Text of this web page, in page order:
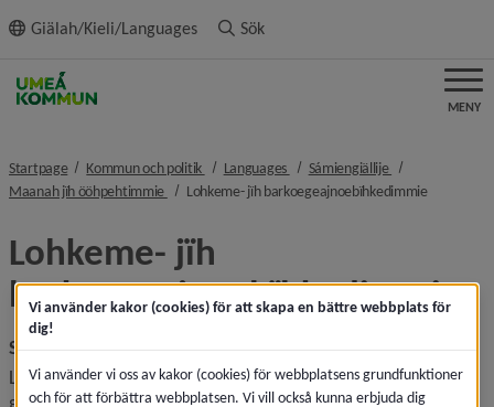
innehållet
Giälah/Kieli/Languages Sök
MENY
Startpage Kommun och politik nivå i brödsmulenavigeringen
Languages nivå i brödsmulenavigeringen
Sámiengiällije nivå i
Maanah jïh ööhpehtimmie nivå i brödsmulenavigeringen
Lohkeme- jïh barkoegeajnoebïhkedimmienivå i
Lohkeme- jïh
barkoegeajnoebïhkedimmie
Studie- och yrkesvägledning
Lohkeme- jïh barkoegeajnoebïhkedæjjah gååvnesieh
Vi använder kakor (cookies) för att skapa en bättre webbplats för
dig!
Vi använder vi oss av kakor (cookies) för webbplatsens grundfunktioner
och för att förbättra webbplatsen. Vi vill också kunna erbjuda dig